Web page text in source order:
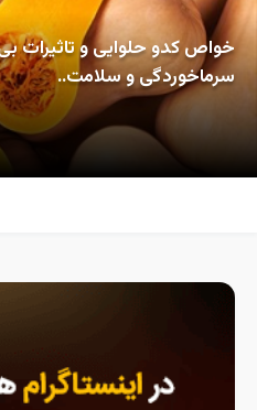
خواص کدو حلوایی و تاثیرات بی
سرماخوردگی و سلامت..